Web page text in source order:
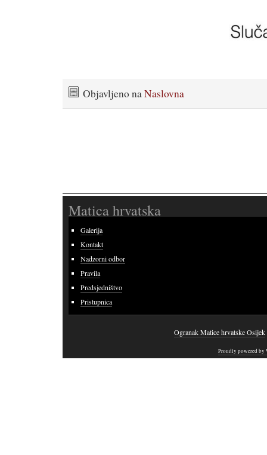
Objavljeno naNaslovna
Matica hrvatska
Galerija
Kontakt
Nadzorni odbor
Pravila
Predsjedništvo
Pristupnica
Ogranak Matice hrvatske Osijek
Proudly powered by